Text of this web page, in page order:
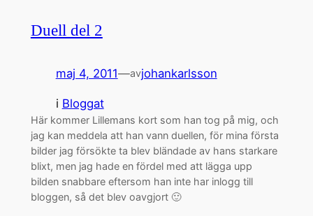
Duell del 2
maj 4, 2011—avjohankarlsson
i Bloggat
Här kommer Lillemans kort som han tog på mig, och
jag kan meddela att han vann duellen, för mina första
bilder jag försökte ta blev bländade av hans starkare
blixt, men jag hade en fördel med att lägga upp
bilden snabbare eftersom han inte har inlogg till
bloggen, så det blev oavgjort 🙂